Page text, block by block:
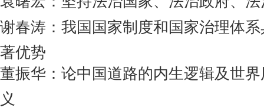
谢春涛：我国国家制度和国家治理体
著优势
董振华：论中国道路的内生逻辑及世
义